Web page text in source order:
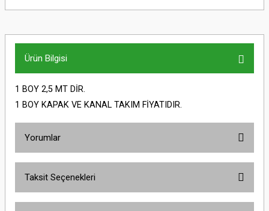
Ürün Bilgisi
1 BOY 2,5 MT DİR.
1 BOY KAPAK VE KANAL TAKIM FİYATIDIR.
Yorumlar
Taksit Seçenekleri